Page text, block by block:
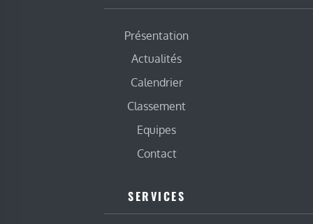
Présentation
Actualités
Calendrier
Classement
Equipes
Contact
SERVICES